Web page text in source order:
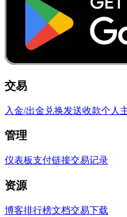
交易
入金/出金 兑换发送收款个人
管理
仪表板支付链接交易记录
资源
博客排行榜文档交易下载